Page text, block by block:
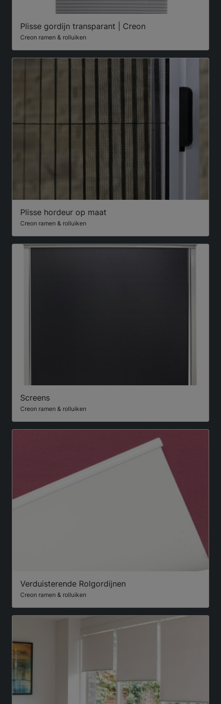
Plisse gordijn transparant | Creon
Creon ramen & rolluiken
Plisse hordeur op maat
Creon ramen & rolluiken
Screens
Creon ramen & rolluiken
Verduisterende Rolgordijnen
Creon ramen & rolluiken